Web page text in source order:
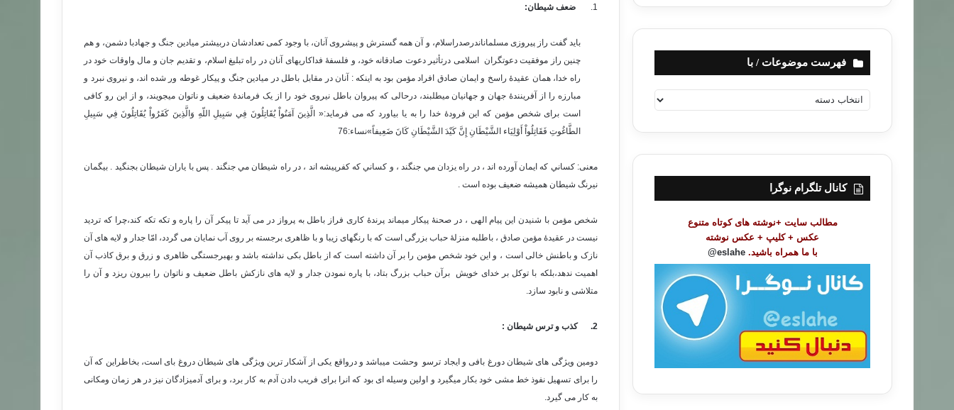
1. ضعف شیطان:
باید گفت راز پیروزی مسلماناندرصدراسلام، و آن همه گسترش و پیشروی آنان، با وجود کمی تعدادشان دربیشتر میادین جنگ و جهادبا دشمن، و هم
چنین راز موفقیت دعوتگران اسلامی درتأثیر دعوت صادقانه خود، و فلسفۀ فداکاریهای آنان در راه تبلیغ اسلام، و تقدیم جان و مال واوقات خود در
راه خدا، همان عقیدۀ راسخ و ایمان صادق افراد مؤمن بود به اینکه : آنان در مقابل باطل در میادین جنگ و پیکار غوطه ور شده اند، و نیروی نبرد و
مبارزه را از آفرینندۀ جهان و جهانیان میطلبند، درحالی که پیروان باطل نیروی خود را از یک فرماندۀ ضعیف و ناتوان میجویند، و از این رو کافی
است برای شخص مؤمن که این فرودۀ خدا را به یا بیاورد که می فرماید:« الَّذِينَ آمَنُواْ يُقَاتِلُونَ فِي سَبِيلِ اللّهِ وَالَّذِينَ كَفَرُواْ يُقَاتِلُونَ فِي سَبِيلِ
الطَّاغُوتِ فَقَاتِلُواْ أَوْلِيَاء الشَّيْطَانِ إِنَّ كَيْدَ الشَّيْطَانِ كَانَ ضَعِيفاً»نساء:76
معنی: كساني كه ايمان آورده اند ، در راه يزدان مي جنگند ، و كساني كه كفرپيشه اند ، در راه شيطان مي جنگند . پس با ياران شيطان بجنگيد . بيگمان
نيرنگ شيطان هميشه ضعيف بوده است .
شخص مؤمن با شنیدن این پیام الهی ، در صحنۀ پیکار میماند پرندۀ کاری فراز باطل به پرواز در می آید تا پیکر آن را پاره و تکه تکه کند،چرا که تردید
نیست در عقیدۀ مؤمن صادق ، باطلبه منزلۀ حباب بزرگی است که با رنگهای زیبا و با ظاهری برجسته بر روی آب نمایان می گردد، امّا جدار و لایه های آن
نازک و باطنش خالی است ، و این خود شخص مؤمن را بر آن داشته است که از باطل بکی نداشته باشد و بهبرجستگی ظاهری و زرق و برق کاذب آن
اهمیت ندهد،بلکه با توکل بر خدای خویش برآن حباب بزرگ بتاد، با پاره نمودن جدار و لایه های نازکش باطل ضعیف و ناتوان را بیرون ریزد و آن را
متلاشی و نابود سازد.
2. کذب و ترس شیطان :
دومین ویژگی های شیطان دورغ بافی و ایجاد ترسو وحشت میباشد و درواقع یکی از آشکار ترین ویژگی های شیطان دروغ بای است، بخاطراین که آن
را برای تسهیل نفوذ خط مشی خود بکار میگیرد و اولین وسیله ای بود که انرا برای فریب دادن آدم به کار برد، و برای آدمیزادگان نیز در هر زمان ومکانی
به کار می گیرد.
فهرست موضوعات / با
ه
ت
ض
کانال تلگرام نوگرا
مطالب سایت +نوشته های کوتاه متنوع
عکس + کلیپ + عکس نوشته
با ما همراه باشید. eslahe@